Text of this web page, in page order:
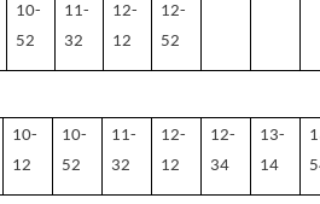
10-
52
11-
32
12-
12
12-
52
10-
12
10-
52
11-
32
12-
12
12-
34
13-
14